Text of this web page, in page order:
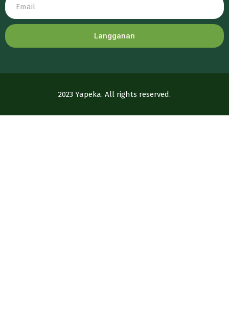
Langganan
2023 Yapeka. All rights reserved.